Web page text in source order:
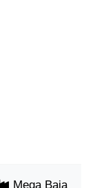
Mega Baja